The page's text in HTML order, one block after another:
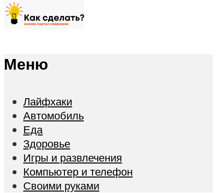
Меню
Лайфхаки
Автомобиль
Еда
Здоровье
Игры и развлечения
Компьютер и телефон
Своими руками